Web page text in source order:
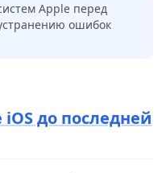
Apple перед
ошибок
до последней